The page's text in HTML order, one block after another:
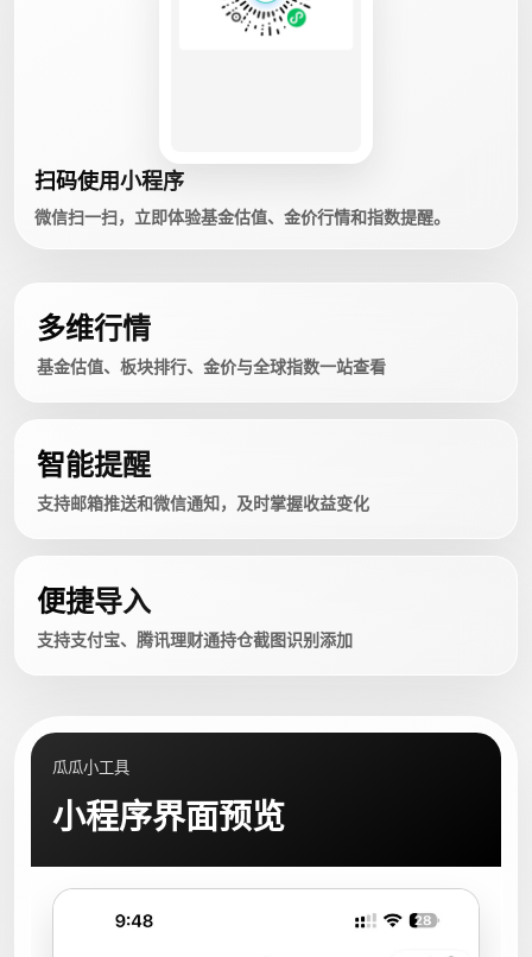
扫码使用小程序
微信扫一扫，立即体验基金估值、金价行情和指数提醒。
多维行情
基金估值、板块排行、金价与全球指数一站查看
智能提醒
支持邮箱推送和微信通知，及时掌握收益变化
便捷导入
支持支付宝、腾讯理财通持仓截图识别添加
瓜瓜小工具
小程序界面预览